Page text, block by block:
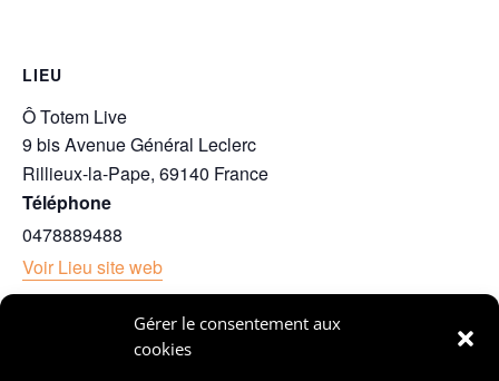
Gérer le consentement aux
cookies
LIEU
Ô Totem Live
9 bis Avenue Général Leclerc
Rillieux-la-Pape, 69140 France
Téléphone
0478889488
Voir Lieu site web
CATTLE DECAPITATION + SHADOW OF